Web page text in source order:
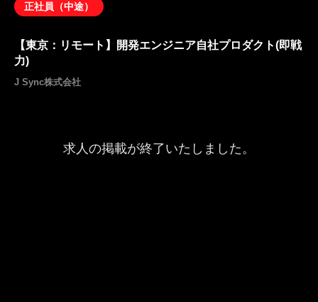
正社員（中途）
【東京：リモート】開発エンジニア自社プロダクト(即戦
力)
J Sync株式会社
求人の掲載が終了いたしました。